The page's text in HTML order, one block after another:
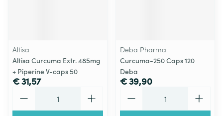
Altisa
Altisa Curcuma Extr. 485mg
+ Piperine V-caps 50
€ 31,57
Deba Pharma
Curcuma-250 Caps 120
Deba
€ 39,90